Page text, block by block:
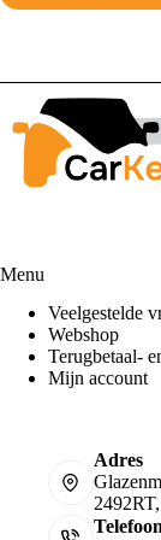
Menu
Veelgestelde
Webshop
Terugbetaal-
Mijn account
Adres
Telefoon